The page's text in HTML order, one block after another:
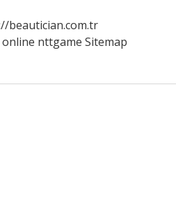
beautician.com.tr
nttgame Sitemap